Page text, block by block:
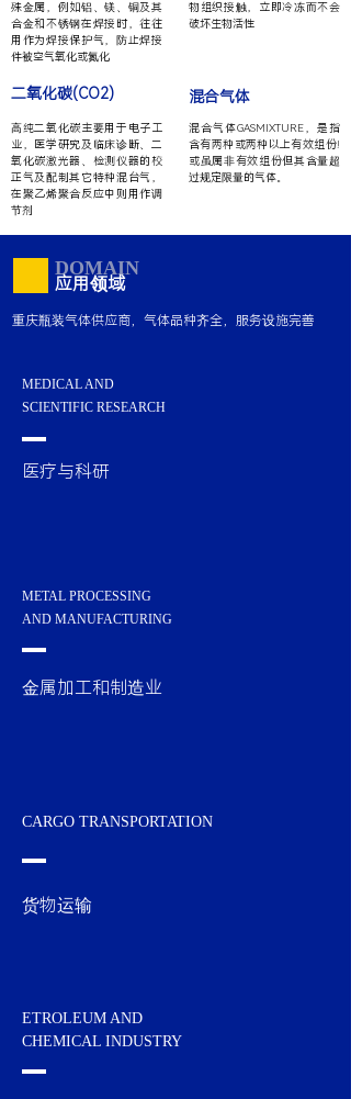
殊金属，例如铝、镁、铜及其
合金和不锈钢在焊接时，往往
用作为焊接保护气，防止焊接
件被空气氧化或氮化
物组织接触，立即冷冻而不会
破坏生物活性
高纯二氧化碳主要用于电子工
业，医学研究及临床诊断、二
氧化碳激光器、检测仪器的校
正气及配制其它特种混台气，
在聚乙烯聚合反应中则用作调
节剂
二氧化碳(CO2) 混合气体
混合气体GASMIXTURE ，是指
含有两种或两种以上有效组份!
或虽属非有效组份但其含量超
过规定限量的气体。
应用领域
重庆瓶装气体供应商，气体品种齐全，服务设施完善
DOMAIN
METAL PROCESSING
AND MANUFACTURING
金属加工和制造业
CARGO TRANSPORTATION
医疗与科研
MEDICAL AND
SCIENTIFIC RESEARCH
ETROLEUM AND
CHEMICAL INDUSTRY
货物运输